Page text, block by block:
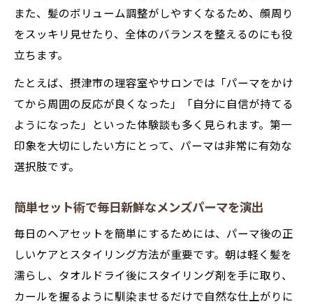
また、髪のボリューム調整がしやすくなるため、顔周り
をスッキリ見せたり、全体のバランスを整えるのにも役
立ちます。
たとえば、摂津市の理容室やサロンでは「パーマをかけ
てから周囲の反応が良くなった」「自分に自信が持てる
ようになった」といった体験談も多く見られます。第一
印象を大切にしたい方にとって、パーマは非常に有効な
選択肢です。
簡単セット術で毎日新鮮なメンズパーマを演出
毎日のヘアセットを簡単にするためには、パーマ後の正
しいケアとスタイリング方法が重要です。朝は軽く髪を
濡らし、タオルドライ後にスタイリング剤を手に取り、
カールを握るように馴染ませるだけで自然な仕上がりに